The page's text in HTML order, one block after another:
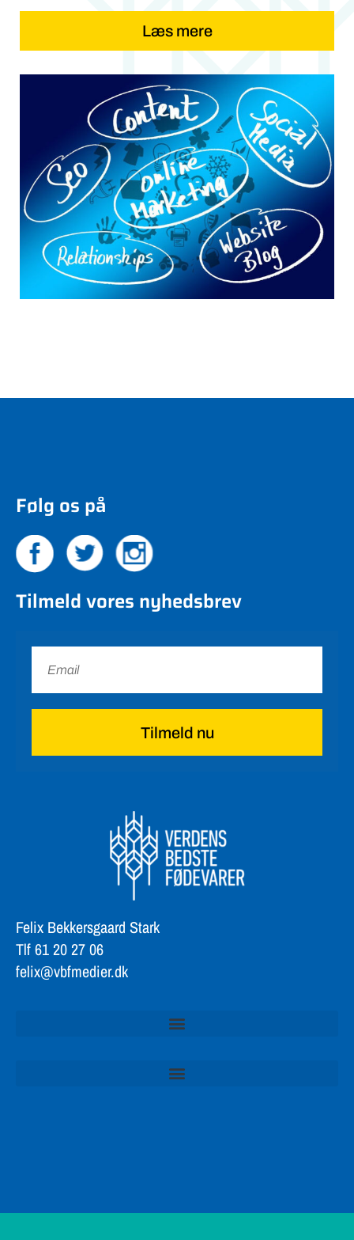
Læs mere
Følg os på
Tilmeld vores nyhedsbrev
Tilmeld nu
Felix Bekkersgaard Stark
Tlf 61 20 27 06
felix@vbfmedier.dk